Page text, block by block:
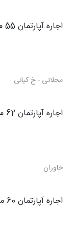
اجاره آپارتمان 55 متری
محلاتی - خ کیانی
اجاره آپارتمان 62 متری
خاوران
اجاره آپارتمان 60 متری